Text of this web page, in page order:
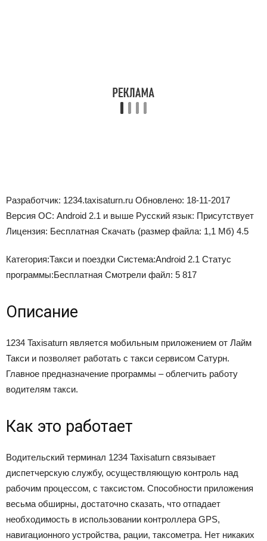
Разработчик: 1234.taxisaturn.ru Обновлено: 18-11-2017
Версия ОС: Android 2.1 и выше Русский язык: Присутствует
Лицензия: Бесплатная Скачать (размер файла: 1,1 Мб) 4.5
Категория:Такси и поездки Система:Android 2.1 Статус
программы:Бесплатная Смотрели файл: 5 817
Описание
1234 Taxisaturn является мобильным приложением от Лайм
Такси и позволяет работать с такси сервисом Сатурн.
Главное предназначение программы – облегчить работу
водителям такси.
Как это работает
Водительский терминал 1234 Taxisaturn связывает
диспетчерскую службу, осуществляющую контроль над
рабочим процессом, с таксистом. Способности приложения
весьма обширны, достаточно сказать, что отпадает
необходимость в использовании контроллера GPS,
навигационного устройства, рации, таксометра. Нет никаких